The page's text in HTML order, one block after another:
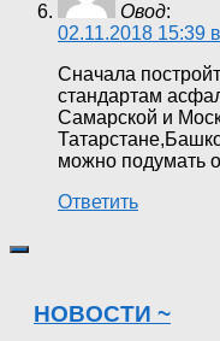
Овод:
02.11.2018 15:39
Сначала
стандартам
Самарской и
можно подумать
Ответить
НОВОСТИ ~